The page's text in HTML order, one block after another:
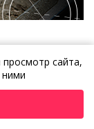
сайта,
ними